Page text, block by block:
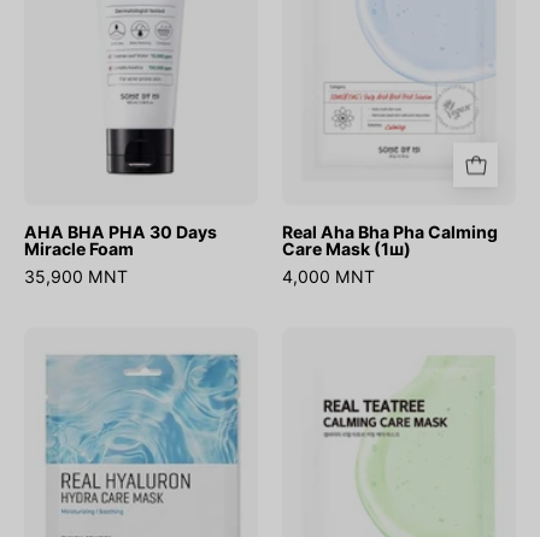
Miracle
Foam
AHA BHA PHA 30 Days
Miracle Foam
35,900 MNT
Mask
(1ш)
Real Aha Bha Pha Calming
Care Mask (1ш)
4,000 MNT
Hyaluron
Hydra
Care
Mask
(1ш)
Teatree
Calming
Care